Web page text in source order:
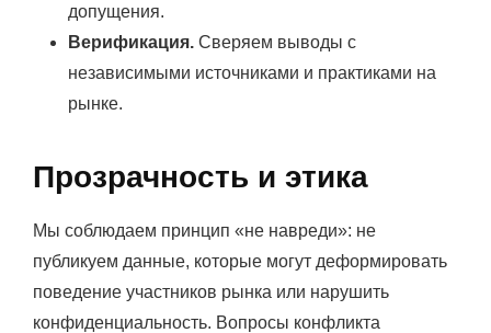
допущения.
Верификация. Сверяем выводы с
независимыми источниками и практиками на
рынке.
Прозрачность и этика
Мы соблюдаем принцип «не навреди»: не
публикуем данные, которые могут деформировать
поведение участников рынка или нарушить
конфиденциальность. Вопросы конфликта